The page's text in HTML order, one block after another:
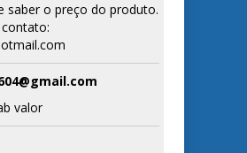
saber o preço do produto.
valor